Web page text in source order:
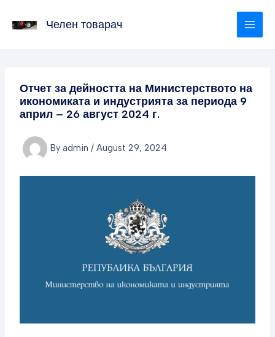
Челен товарач
Отчет за дейността на Министерството на
икономиката и индустрията за периода 9
април – 26 август 2024 г.
By admin / August 29, 2024